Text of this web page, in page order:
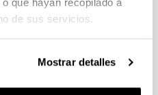
que hayan recopilado a
de sus servicios.
Mostrar detalles
esta
científicas muy
te proporcionará una
e investigador.